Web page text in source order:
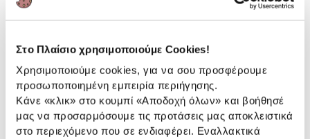
Στο Πλαίσιο χρησιμοποιούμε Cookies!
Χρησιμοποιούμε cookies, για να σου προσφέρουμε
προσωποποιημένη εμπειρία περιήγησης.
Κάνε «κλικ» στο κουμπί «Αποδοχή όλων» και βοήθησέ
μας να προσαρμόσουμε τις προτάσεις μας αποκλειστικά
στο περιεχόμενο που σε ενδιαφέρει. Εναλλακτικά
6 Έτη εγγύηση ΠΛΑΙΣΙΟ COMPUTERS
Χαρακτηριστικά
Αριθμός Ανεμιστήρων: 3
Μέγεθος Ανεμιστήρα: 12 cm